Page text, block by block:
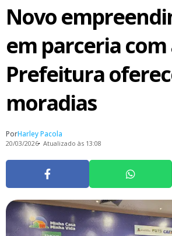
Novo
em parceria com
Prefeitura
moradias
PorHarley Pacola
20/03/2026 Atualizado às 13:08